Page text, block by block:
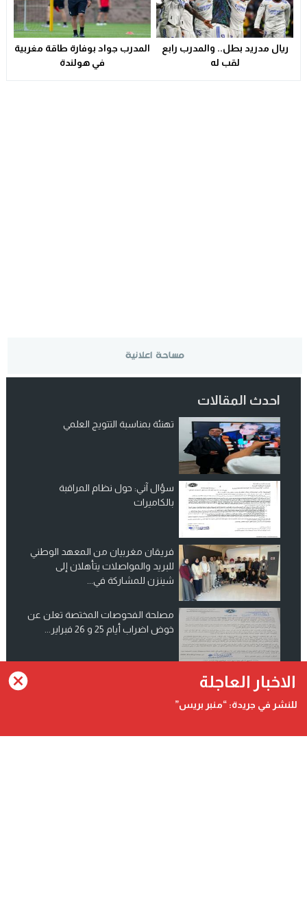
ريال مدريد بطل.. والمدرب رابع
لقب له
المدرب جواد بوفارة طاقة مغربية
في هولندة
احدث المقالات
تهنئة بمناسبة التتويج العلمي
سؤال آني: حول نظام المراقبة
بالكاميرات
فريقان مغربيان من المعهد الوطني
للبريد والمواصلات يتأهلان إلى
شينزن للمشاركة في...
مصلحة الفحوصات المختصة تعلن عن
خوض اضراب أيام 25 و 26 فبراير...
انضم الينا على فيسبوك
الاخبار العاجلة
للنشر في جريدة: “منبر بريس”